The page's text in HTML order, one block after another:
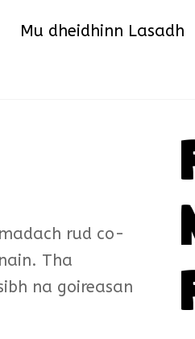
Mu dheidhinn Lasadh
rud co-
Tha
na goireasan